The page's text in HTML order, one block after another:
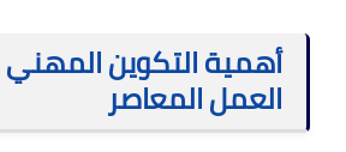
أهمية التكوين
العمل المعاصر